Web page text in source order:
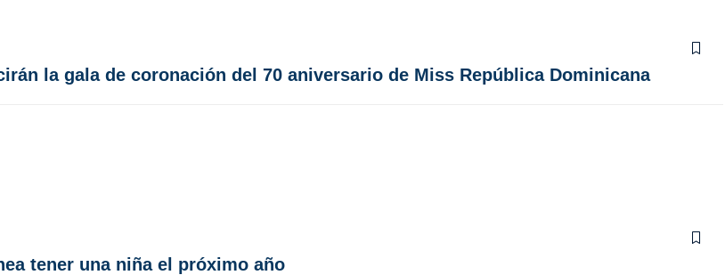
la gala de coronación del 70 aniversario de Miss República Dominicana
tener una niña el próximo año